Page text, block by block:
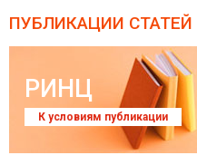
ПУБЛИКАЦИИ СТАТЕЙ
РИНЦ
К условиям публикации